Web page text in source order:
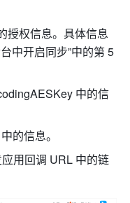
授权信息。具体信息
中开启同步”中的第 5
中的信
的信息。
用回调 URL 中的链